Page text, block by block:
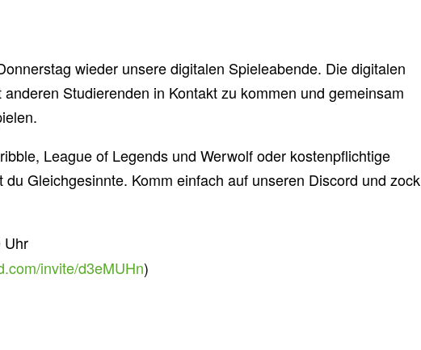
wieder unsere digitalen Spieleabende. Die digitalen
Studierenden in Kontakt zu kommen und gemeinsam
League of Legends und Werwolf oder kostenpflichtige
Gleichgesinnte. Komm einfach auf unseren Discord und zock
Uhr
invite/d3eMUHn)